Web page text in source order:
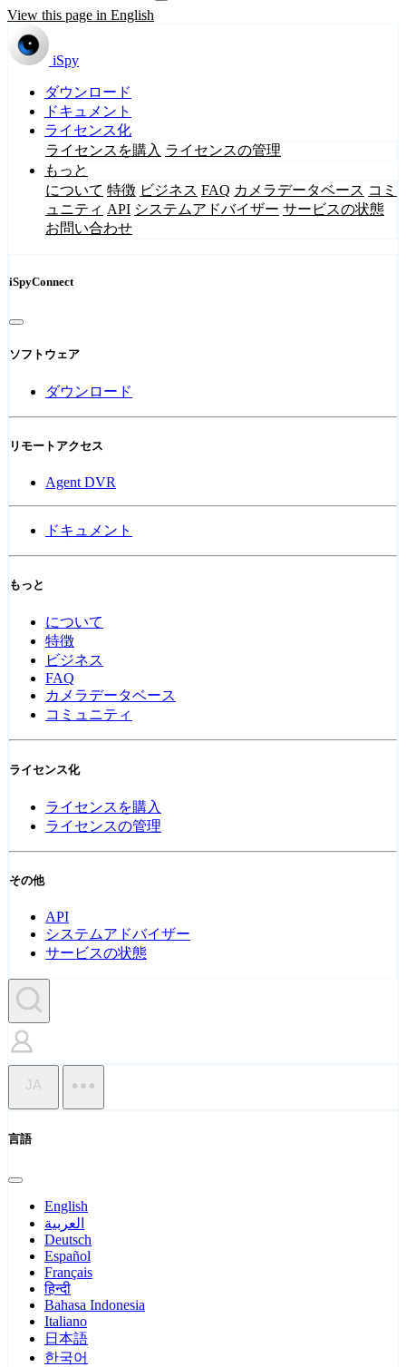
View this page in English
iSpy
ダウンロード
ドキュメント
ライセンス化
ライセンスを購入 ライセンスの管理
もっと
について 特徴 ビジネス FAQ カメラデータベース コミ
ュニティ API システムアドバイザー サービスの状態
お問い合わせ
iSpyConnect
ソフトウェア
ダウンロード
リモートアクセス
Agent DVR
ドキュメント
もっと
について
特徴
ビジネス
FAQ
カメラデータベース
コミュニティ
ライセンス化
ライセンスを購入
ライセンスの管理
その他
API
システムアドバイザー
サービスの状態
JA
言語
English
العربية
Deutsch
Español
Français
हिन्दी
Bahasa Indonesia
Italiano
日本語
한국어